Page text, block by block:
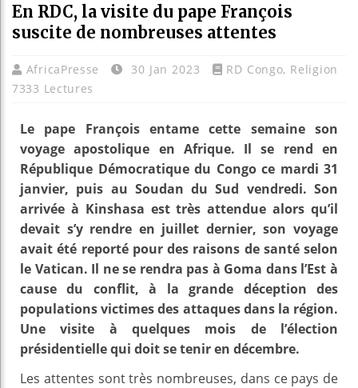
En RDC, la visite du pape François
suscite de nombreuses attentes
AfricaPresse 30 Jan 2023 RD Congo, Religion
7333 Lectures
Le pape François entame cette semaine son
voyage apostolique en Afrique. Il se rend en
République Démocratique du Congo ce mardi 31
janvier, puis au Soudan du Sud vendredi. Son
arrivée à Kinshasa est très attendue alors qu’il
devait s’y rendre en juillet dernier, son voyage
avait été reporté pour des raisons de santé selon
le Vatican. Il ne se rendra pas à Goma dans l’Est à
cause du conflit, à la grande déception des
populations victimes des attaques dans la région.
Une visite à quelques mois de l’élection
présidentielle qui doit se tenir en décembre.
Les attentes sont très nombreuses, dans ce pays de